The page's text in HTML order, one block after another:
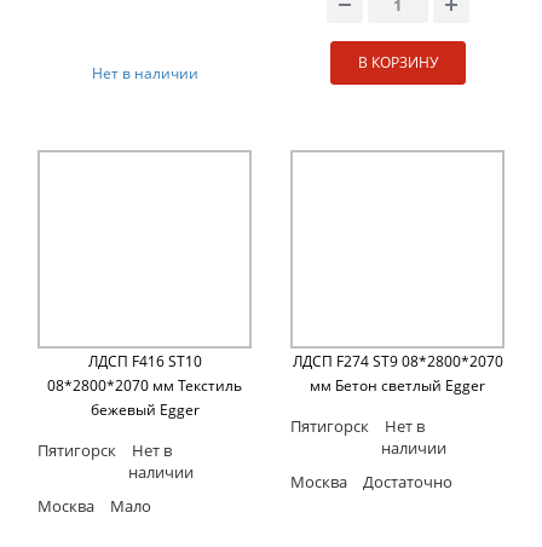
Нет в наличии
В КОРЗИНУ
ЛДСП F416 ST10
08*2800*2070 мм Текстиль
бежевый Egger
Пятигорск
Нет в
наличии
Москва
Мало
ЛДСП F274 ST9 08*2800*2070
мм Бетон светлый Egger
Пятигорск
Нет в
наличии
Москва
Достаточно